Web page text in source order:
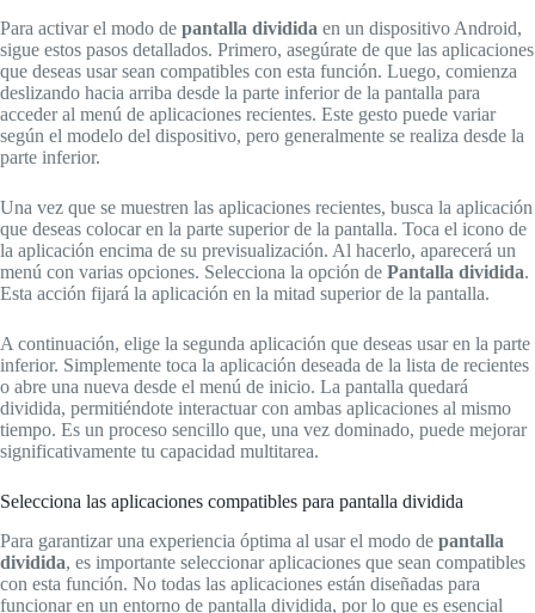
Para activar el modo de pantalla dividida en un dispositivo Android,
sigue estos pasos detallados. Primero, asegúrate de que las aplicaciones
que deseas usar sean compatibles con esta función. Luego, comienza
deslizando hacia arriba desde la parte inferior de la pantalla para
acceder al menú de aplicaciones recientes. Este gesto puede variar
según el modelo del dispositivo, pero generalmente se realiza desde la
parte inferior.
Una vez que se muestren las aplicaciones recientes, busca la aplicación
que deseas colocar en la parte superior de la pantalla. Toca el icono de
la aplicación encima de su previsualización. Al hacerlo, aparecerá un
menú con varias opciones. Selecciona la opción de Pantalla dividida.
Esta acción fijará la aplicación en la mitad superior de la pantalla.
A continuación, elige la segunda aplicación que deseas usar en la parte
inferior. Simplemente toca la aplicación deseada de la lista de recientes
o abre una nueva desde el menú de inicio. La pantalla quedará
dividida, permitiéndote interactuar con ambas aplicaciones al mismo
tiempo. Es un proceso sencillo que, una vez dominado, puede mejorar
significativamente tu capacidad multitarea.
Selecciona las aplicaciones compatibles para pantalla dividida
Para garantizar una experiencia óptima al usar el modo de pantalla
dividida, es importante seleccionar aplicaciones que sean compatibles
con esta función. No todas las aplicaciones están diseñadas para
funcionar en un entorno de pantalla dividida, por lo que es esencial